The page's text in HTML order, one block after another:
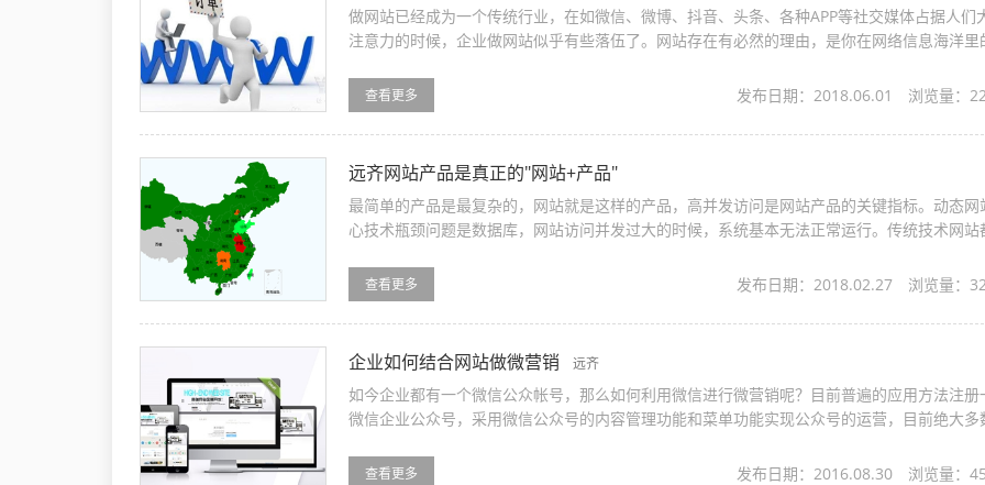
做网站已经成为一个传统行业，在如微信、微博、抖音、头条、各种APP等社交媒体占据人们
注意力的时候，企业做网站似乎有些落伍了。网站存在有必然的理由，是你在网络信息海洋里
查看更多 发布日期：2018.06.01 浏览量：
远齐网站产品是真正的"网站+产品"
最简单的产品是最复杂的，网站就是这样的产品，高并发访问是网站产品的关键指标。动态网
心技术瓶颈问题是数据库，网站访问并发过大的时候，系统基本无法正常运行。传统技术网站
查看更多 发布日期：2018.02.27 浏览量：
企业如何结合网站做微营销 远齐
如今企业都有一个微信公众帐号，那么如何利用微信进行微营销呢？目前普遍的应用方法注册
微信企业公众号，采用微信公众号的内容管理功能和菜单功能实现公众号的运营，目前绝大多
查看更多 发布日期：2016.08.30 浏览量：